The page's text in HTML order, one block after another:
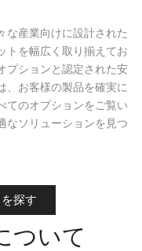
な産業向けに設計された
トを幅広く取り揃えてお
プションと認定された安
、お客様の製品を確実に
てのオプションをご覧い
なソリューションを見つ
探す
ついて